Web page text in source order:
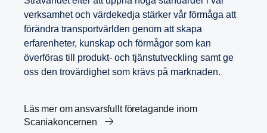
verksamhet och värdekedja stärker vår förmåga att
förändra transportvärlden genom att skapa
erfarenheter, kunskap och förmågor som kan
överföras till produkt- och tjänstutveckling samt ge
oss den trovärdighet som krävs på marknaden.
Läs mer om ansvarsfullt företagande inom
Scaniakoncernen